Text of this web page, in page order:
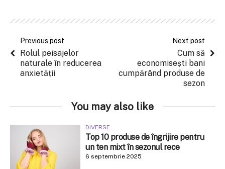
Previous post
Rolul peisajelor
naturale în reducerea
anxietății
Next post
Cum să
economisești bani
cumpărând produse de
sezon
You may also like
DIVERSE
Top 10 produse de îngrijire pentru
un ten mixt în sezonul rece
6 septembrie 2025